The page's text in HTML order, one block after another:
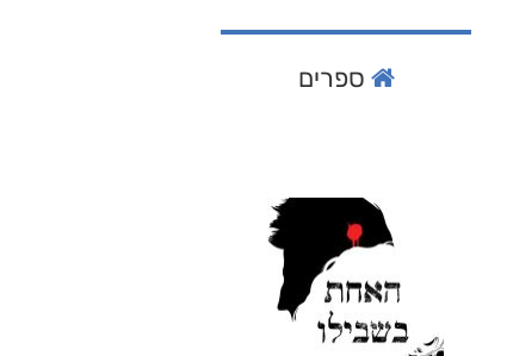
ספרים